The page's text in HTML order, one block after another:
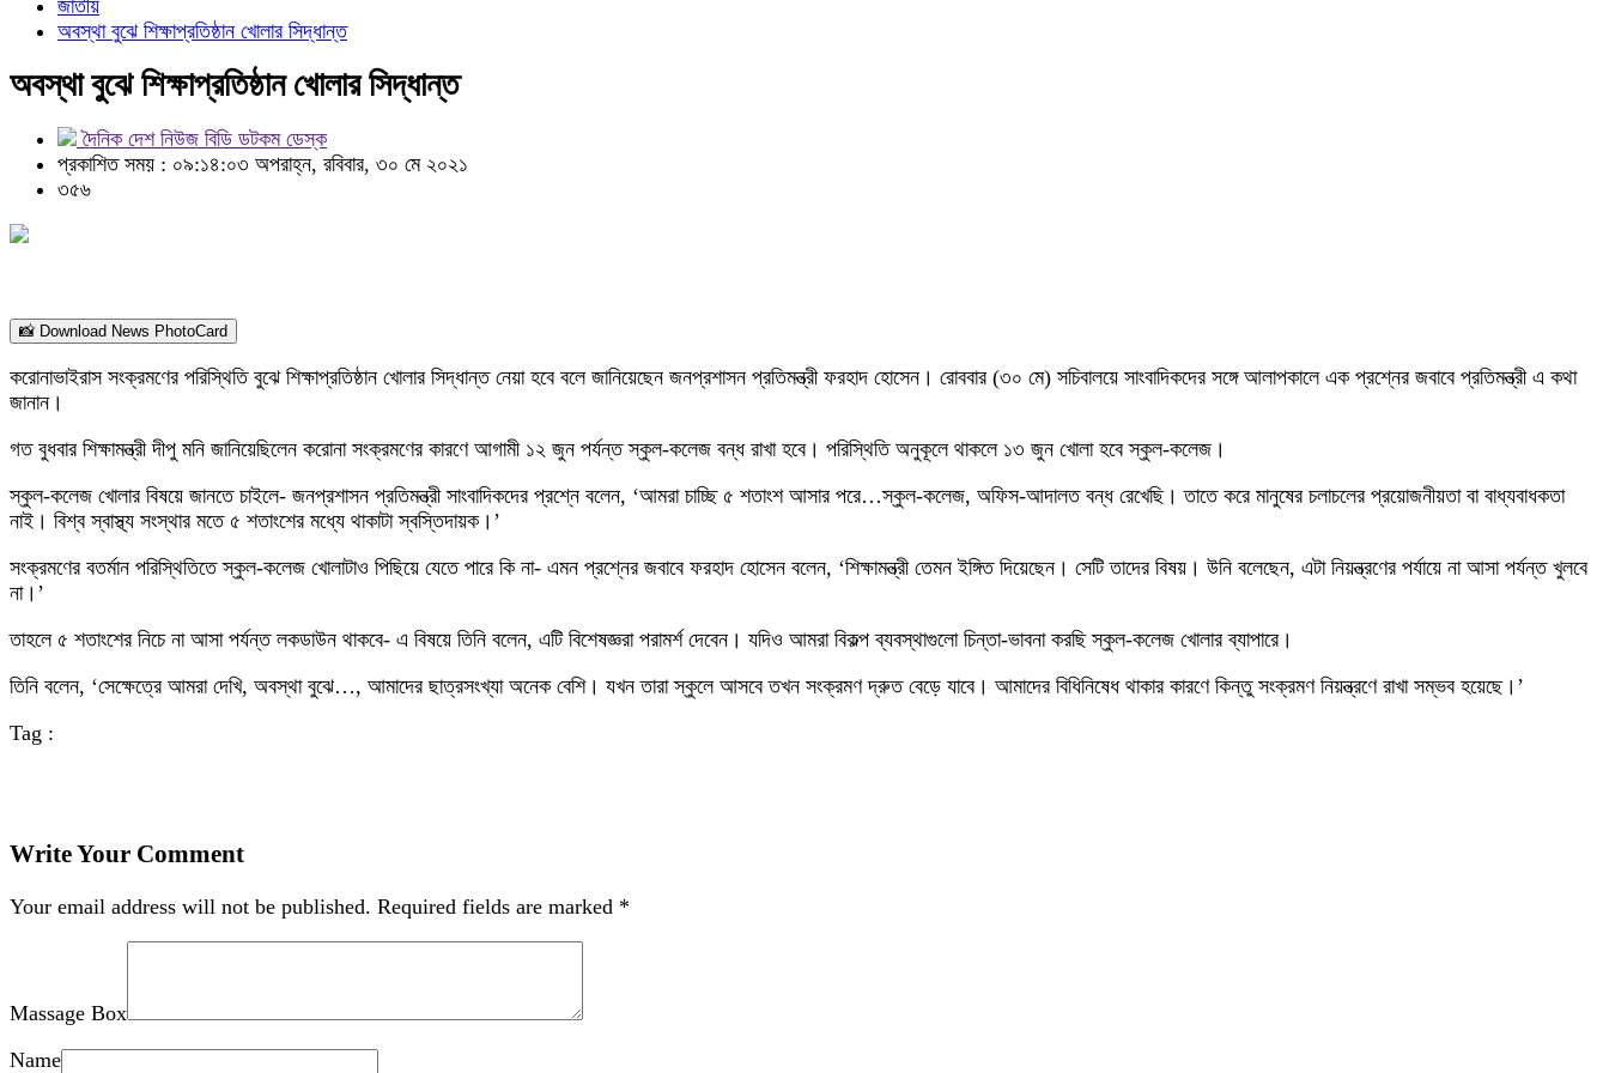
জাতীয়
অবস্থা বুঝে শিক্ষাপ্রতিষ্ঠান খোলার সিদ্ধান্ত
অবস্থা বুঝে শিক্ষাপ্রতিষ্ঠান খোলার সিদ্ধান্ত
দৈনিক দেশ নিউজ বিডি ডটকম ডেস্ক
প্রকাশিত সময় : ০৯:১৪:০৩ অপরাহ্ন, রবিবার, ৩০ মে ২০২১
৩৫৬
📸 Download News PhotoCard
করোনাভাইরাস সংক্রমণের পরিস্থিতি বুঝে শিক্ষাপ্রতিষ্ঠান খোলার সিদ্ধান্ত নেয়া হবে বলে জানিয়েছেন জনপ্রশাসন প্রতিমন্ত্রী ফরহাদ হোসেন। রোববার (৩০ মে) সচিবালয়ে সাংবাদিকদের সঙ্গে আলাপকালে এক প্রশ্নের জবাবে প্রতিমন্ত্রী এ কথা
জানান।
গত বুধবার শিক্ষামন্ত্রী দীপু মনি জানিয়েছিলেন করোনা সংক্রমণের কারণে আগামী ১২ জুন পর্যন্ত স্কুল-কলেজ বন্ধ রাখা হবে। পরিস্থিতি অনুকূলে থাকলে ১৩ জুন খোলা হবে স্কুল-কলেজ।
স্কুল-কলেজ খোলার বিষয়ে জানতে চাইলে- জনপ্রশাসন প্রতিমন্ত্রী সাংবাদিকদের প্রশ্নে বলেন, ‘আমরা চাচ্ছি ৫ শতাংশ আসার পরে…স্কুল-কলেজ, অফিস-আদালত বন্ধ রেখেছি। তাতে করে মানুষের চলাচলের প্রয়োজনীয়তা বা বাধ্যবাধকতা
নাই। বিশ্ব স্বাস্থ্য সংস্থার মতে ৫ শতাংশের মধ্যে থাকাটা স্বস্তিদায়ক।’
সংক্রমণের বতর্মান পরিস্থিতিতে স্কুল-কলেজ খোলাটাও পিছিয়ে যেতে পারে কি না- এমন প্রশ্নের জবাবে ফরহাদ হোসেন বলেন, ‘শিক্ষামন্ত্রী তেমন ইঙ্গিত দিয়েছেন। সেটি তাদের বিষয়। উনি বলেছেন, এটা নিয়ন্ত্রণের পর্যায়ে না আসা পর্যন্ত খুলবে
না।’
তাহলে ৫ শতাংশের নিচে না আসা পর্যন্ত লকডাউন থাকবে- এ বিষয়ে তিনি বলেন, এটি বিশেষজ্ঞরা পরামর্শ দেবেন। যদিও আমরা বিকল্প ব্যবস্থাগুলো চিন্তা-ভাবনা করছি স্কুল-কলেজ খোলার ব্যাপারে।
তিনি বলেন, ‘সেক্ষেত্রে আমরা দেখি, অবস্থা বুঝে…, আমাদের ছাত্রসংখ্যা অনেক বেশি। যখন তারা স্কুলে আসবে তখন সংক্রমণ দ্রুত বেড়ে যাবে। আমাদের বিধিনিষেধ থাকার কারণে কিন্তু সংক্রমণ নিয়ন্ত্রণে রাখা সম্ভব হয়েছে।’
Tag :
Write Your Comment
Your email address will not be published. Required fields are marked *
Massage Box
Name